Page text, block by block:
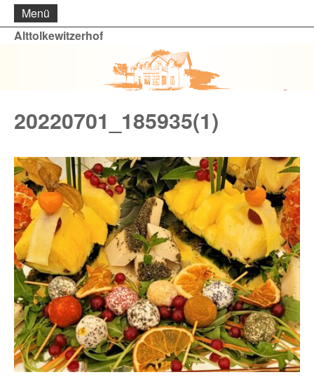
Menü
Alttolkewitzerhof
20220701_185935(1)